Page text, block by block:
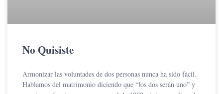
No Quisiste
Armonizar las voluntades de dos personas nunca ha sido fácil.
Hablamos del matrimonio diciendo que “los dos serán uno” y